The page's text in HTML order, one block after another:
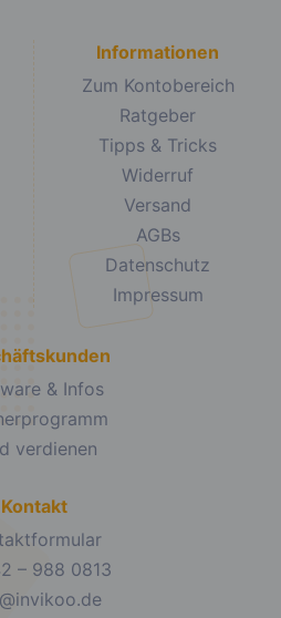
Informationen
Zum Kontobereich
Ratgeber
Tipps & Tricks
Widerruf
Versand
AGBs
Datenschutz
Impressum
& Infos
verdienen
Kontakt
– 988 0813